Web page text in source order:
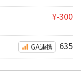
¥-300
GA連携 635